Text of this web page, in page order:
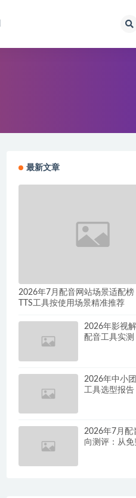
最新文章
2026年7月配音网站场景适配榜
TTS工具按使用场景精准推荐
2026年影视
配音工具实
2026年中小
工具选型报
2026年7月配
向测评：从